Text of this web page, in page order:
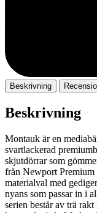
Beskrivning
Beskrivning
Montauk är en
svartlackerad
skjutdörrar som
från Newport
materialval med
nyans som passar in i
serien består av trä